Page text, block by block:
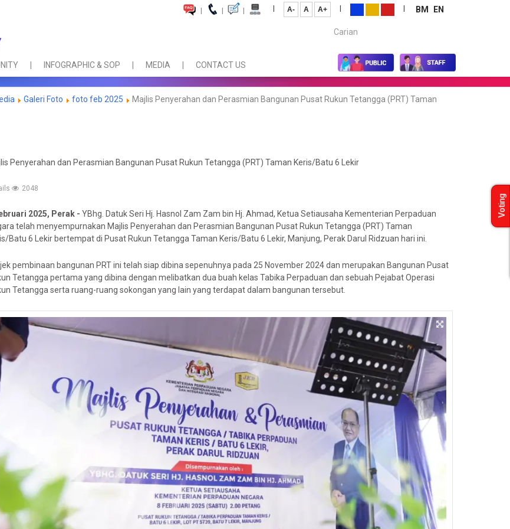
| | | | A- A A+ | | BM
EN
Carian...
INFOGRAPHIC & SOP MEDIA CONTACT US
Galeri Foto foto feb 2025
Majlis Penyerahan dan Perasmian Bangunan Pusat Rukun Tetangga (PRT) Taman
Penyerahan dan Perasmian Bangunan Pusat Rukun Tetangga (PRT) Taman Keris/Batu 6 Lekir
2048
2025, Perak - YBhg. Datuk Seri Hj. Hasnol Zam Zam bin Hj. Ahmad, Ketua Setiausaha Kementerian Perpaduan
telah menyempurnakan Majlis Penyerahan dan Perasmian Bangunan Pusat Rukun Tetangga (PRT) Taman
Batu 6 Lekir bertempat di Pusat Rukun Tetangga Taman Keris/Batu 6 Lekir, Manjung, Perak Darul Ridzuan hari ini.
pembinaan bangunan PRT ini telah siap dibina sepenuhnya pada 25 November 2024 dan merupakan Bangunan Pusat
Tetangga pertama yang dibina dengan melibatkan dua buah kelas Tabika Perpaduan dan sebuah Pejabat Operasi
Tetangga serta ruang-ruang sokongan yang lain yang terdapat dalam bangunan tersebut.
Voting